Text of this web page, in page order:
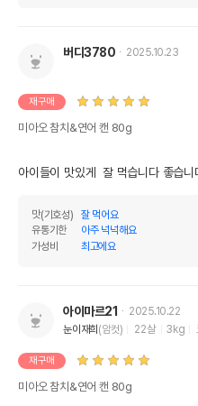
원료구성 연어,참치,
제품 타입 캔
품명 및 모델명
법에 의한 인증,허가 등을
제조국 또는 원산지 태국
수입자를 함께 표기
버디3780 2025.10.23
재구매
미아오 참치&연어 캔 80g
아이들이 맛있게  잘 먹습니다 좋습
맛(기호성)
잘 먹어요
유통기한
아주 넉넉해요
가성비
최고에요
아이마르21
2025.10.22
눈이재희(암컷) 22살 3kg
재구매
미아오 참치&연어 캔 80g